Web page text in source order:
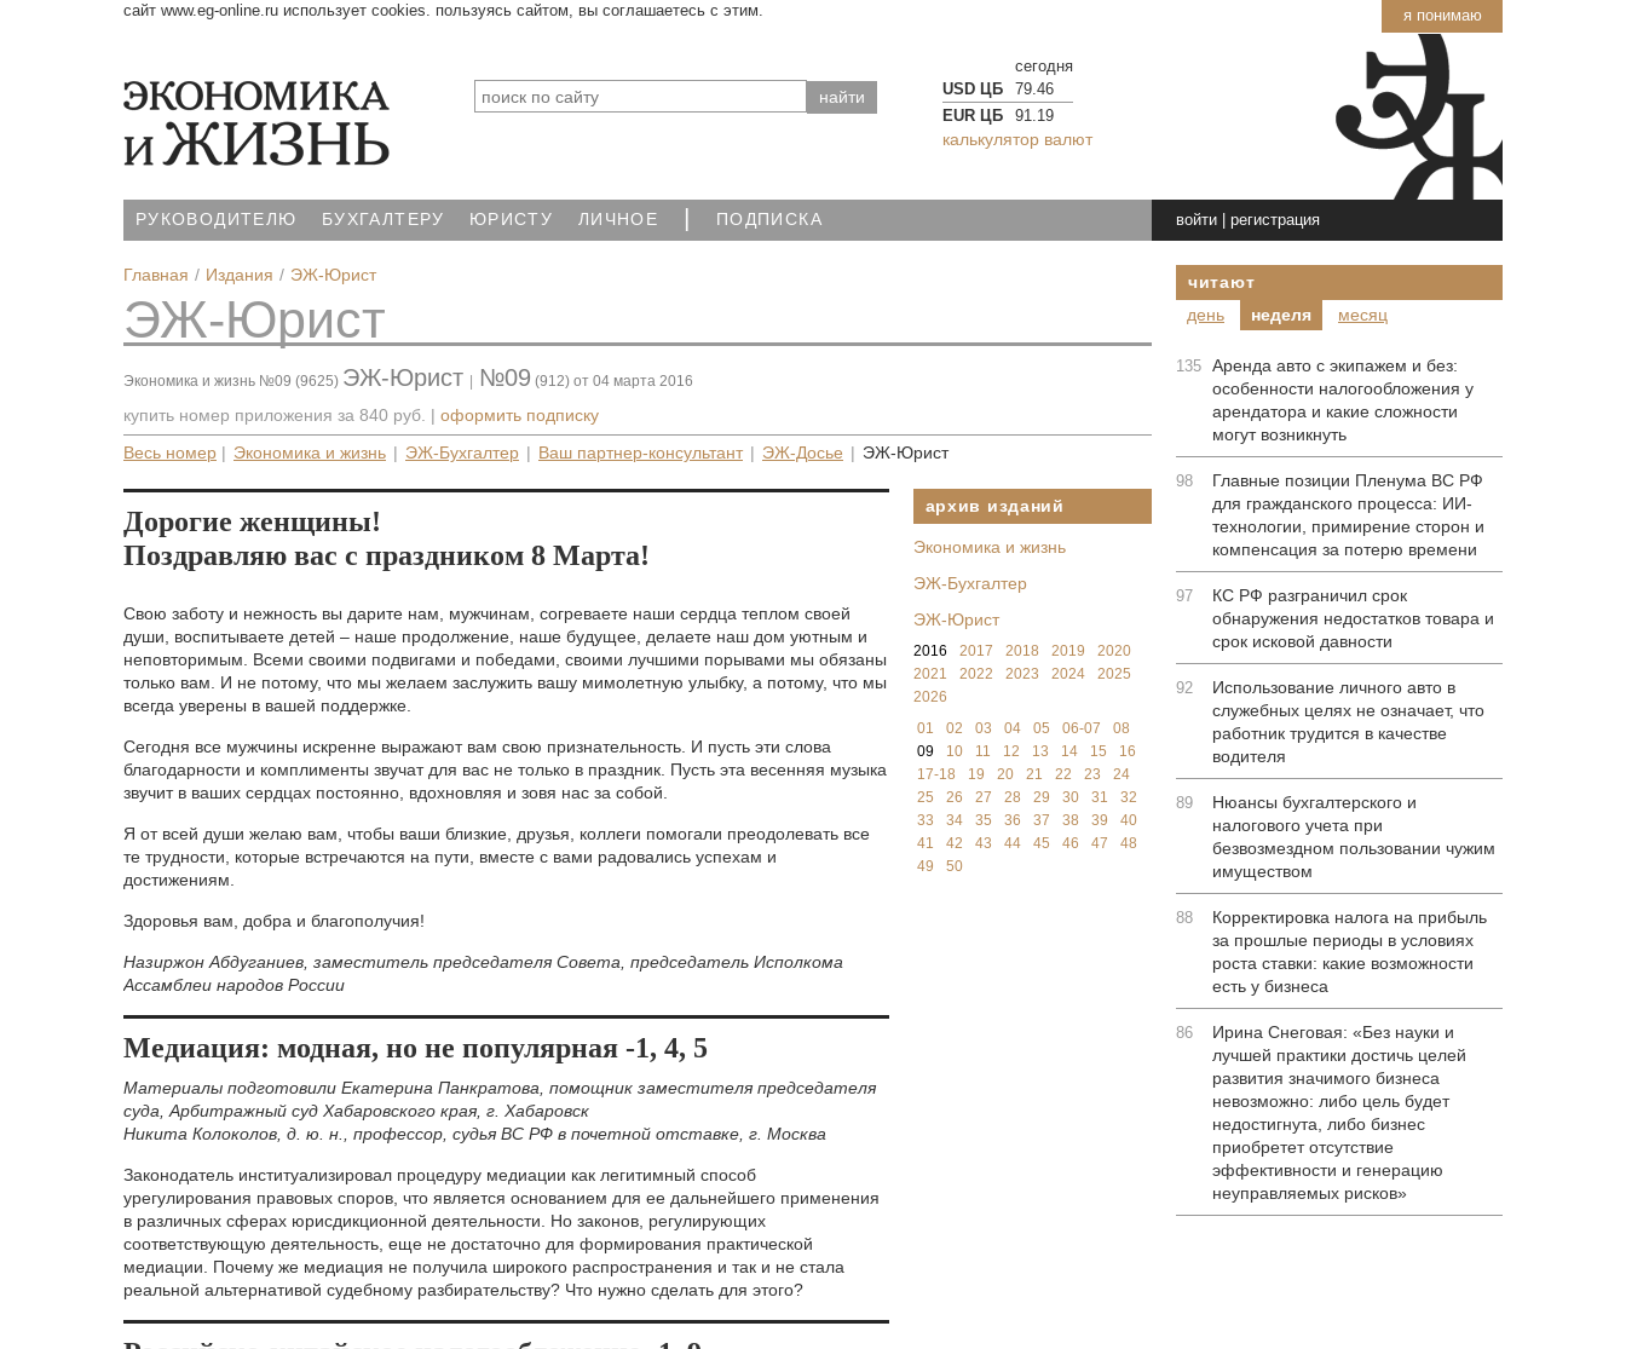
я понимаю
сайт www.eg-online.ru использует cookies. пользуясь сайтом, вы соглашаетесь с этим.
сегодня
USD ЦБ
79.46
EUR ЦБ
91.19
калькулятор валют
РУКОВОДИТЕЛЮ БУХГАЛТЕРУ ЮРИСТУ ЛИЧНОЕ | ПОДПИСКА войти| регистрация
Главная Издания ЭЖ-Юрист
ЭЖ-Юрист
Экономика и жизнь №09 (9625) ЭЖ-Юрист №09 (912) от 04 марта 2016
купить номер приложения за 840 руб. | оформить подписку
Весь номер Экономика и жизнь ЭЖ-Бухгалтер Ваш партнер-консультант ЭЖ-Досье ЭЖ-Юрист
Дорогие женщины!
Поздравляю вас с праздником 8 Марта!
Свою заботу и нежность вы дарите нам, мужчинам, согреваете наши сердца теплом своей
души, воспитываете детей – наше продолжение, наше будущее, делаете наш дом уютным и
неповторимым. Всеми своими подвигами и победами, своими лучшими порывами мы обязаны
только вам. И не потому, что мы желаем заслужить вашу мимолетную улыбку, а потому, что мы
всегда уверены в вашей поддержке.
Сегодня все мужчины искренне выражают вам свою признательность. И пусть эти слова
благодарности и комплименты звучат для вас не только в праздник. Пусть эта весенняя музыка
звучит в ваших сердцах постоянно, вдохновляя и зовя нас за собой.
Я от всей души желаю вам, чтобы ваши близкие, друзья, коллеги помогали преодолевать все
те трудности, которые встречаются на пути, вместе с вами радовались успехам и
достижениям.
Здоровья вам, добра и благополучия!
Назиржон Абдуганиев, заместитель председателя Совета, председатель Исполкома
Ассамблеи народов России
Медиация: модная, но не популярная -1, 4, 5
Материалы подготовили Екатерина Панкратова, помощник заместителя председателя
суда, Арбитражный суд Хабаровского края, г. Хабаровск
Никита Колоколов, д. ю. н., профессор, судья ВС РФ в почетной отставке, г. Москва
Законодатель институализировал процедуру медиации как легитимный способ
урегулирования правовых споров, что является основанием для ее дальнейшего применения
в различных сферах юрисдикционной деятельности. Но законов, регулирующих
соответствующую деятельность, еще не достаточно для формирования практической
медиации. Почему же медиация не получила широкого распространения и так и не стала
реальной альтернативой судебному разбирательству? Что нужно сделать для этого?
архив изданий
Экономика и жизнь
ЭЖ-Бухгалтер
ЭЖ-Юрист
2016 2017 2018 2019
2020
2021
2022 2023 2024
2025
2026
01
02 03 04 05 06-07
08
09
10 11 12 13 14 15
16
17-18
19 20 21 22 23
24
25
26 27 28 29 30 31
32
33
34 35 36 37 38 39
40
41
42 43 44 45 46 47
48
49
50
читают
день
неделя месяц
135 Аренда авто с экипажем и без:
особенности налогообложения у
арендатора и какие сложности
могут возникнуть
98
Главные позиции Пленума ВС РФ
для гражданского процесса: ИИ-
технологии, примирение сторон и
компенсация за потерю времени
97
КС РФ разграничил срок
обнаружения недостатков товара и
срок исковой давности
92
Использование личного авто в
служебных целях не означает, что
работник трудится в качестве
водителя
89
Нюансы бухгалтерского и
налогового учета при
безвозмездном пользовании чужим
имуществом
88
Корректировка налога на прибыль
за прошлые периоды в условиях
роста ставки: какие возможности
есть у бизнеса
86
Ирина Снеговая: «Без науки и
лучшей практики достичь целей
развития значимого бизнеса
невозможно: либо цель будет
недостигнута, либо бизнес
приобретет отсутствие
эффективности и генерацию
неуправляемых рисков»